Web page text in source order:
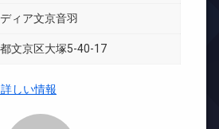
ィア文京音羽
文京区大塚5-40-17
しい情報